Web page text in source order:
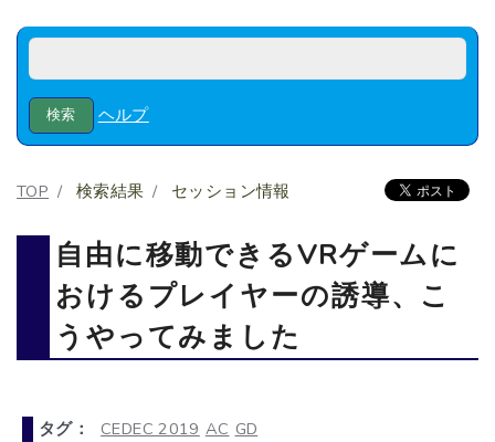
ヘルプ
TOP 検索結果 セッション情報
自由に移動できるVRゲームに
おけるプレイヤーの誘導、こ
うやってみました
タグ： CEDEC 2019 AC GD